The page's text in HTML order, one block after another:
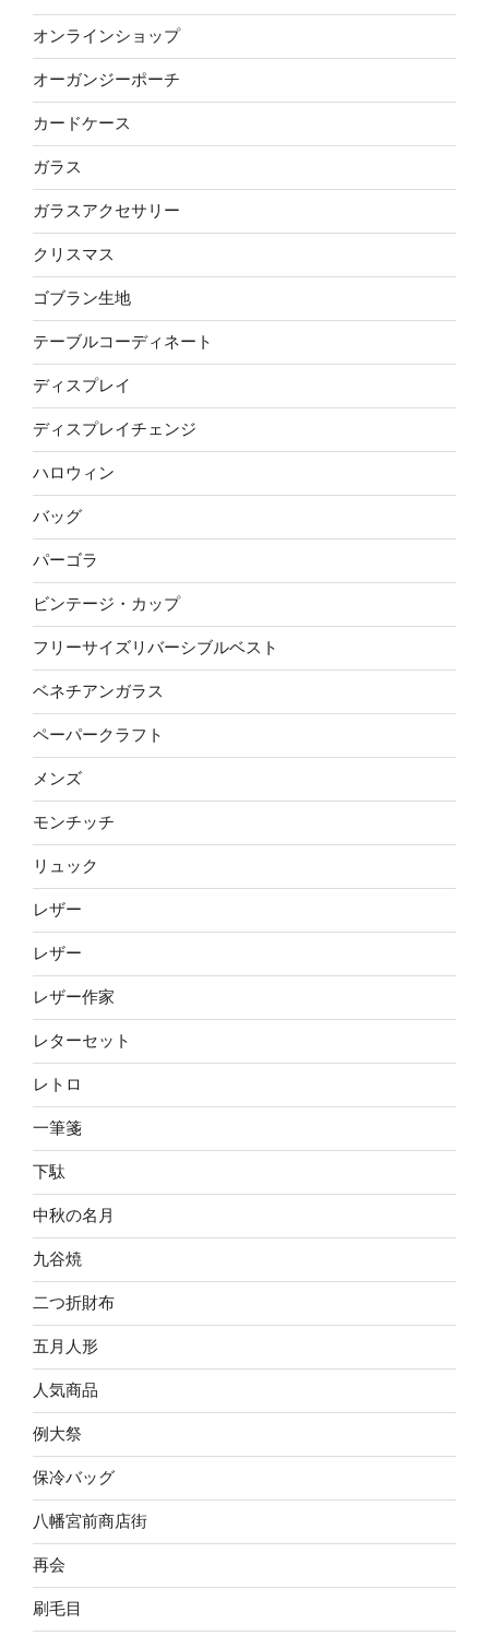
オンラインショップ
オーガンジーポーチ
カードケース
ガラス
ガラスアクセサリー
クリスマス
ゴブラン生地
テーブルコーディネート
ディスプレイ
ディスプレイチェンジ
ハロウィン
バッグ
パーゴラ
ビンテージ・カップ
フリーサイズリバーシブルベスト
ベネチアンガラス
ペーパークラフト
メンズ
モンチッチ
リュック
レザー
レザー
レザー作家
レターセット
レトロ
一筆箋
下駄
中秋の名月
九谷焼
二つ折財布
五月人形
人気商品
例大祭
保冷バッグ
八幡宮前商店街
再会
刷毛目